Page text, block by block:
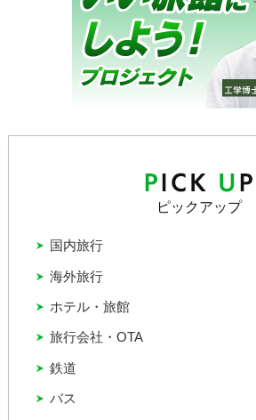
ピックアップ
バス
ホテル・旅館
国内旅行
旅行会社・OTA
海外旅行
鉄道